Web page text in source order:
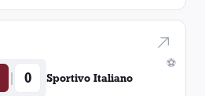
⚽
| 0 Sportivo Italiano